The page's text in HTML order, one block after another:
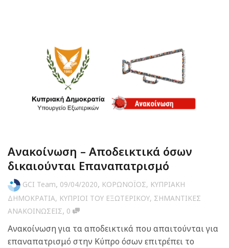
Ανακοίνωση – Αποδεικτικά όσων
δικαιούνται Επαναπατρισμό
GCI Team, 09/04/2020, ΚΟΡΩΝΟΪΟΣ, ΚΥΠΡΙΑΚΗ
ΔΗΜΟΚΡΑΤΙΑ, ΚΥΠΡΙΟΙ ΤΟΥ ΕΞΩΤΕΡΙΚΟΥ, ΣΗΜΑΝΤΙΚΕΣ
ΑΝΑΚΟΙΝΩΣΕΙΣ, 0
Ανακοίνωση για τα αποδεικτικά που απαιτούνται για
επαναπατρισμό στην Κύπρο όσων επιτρέπει το